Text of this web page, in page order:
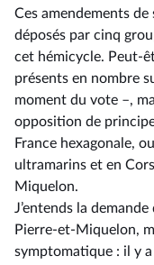
Ces amendements de
déposés par cinq
cet hémicycle. Peut-
présents en nombre
moment du vote –,
opposition de
France hexagonale,
ultramarins et en
Miquelon.
J’entends la
Pierre-et-Miquelon,
symptomatique : il y